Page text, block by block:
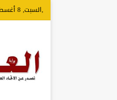
,السبت, 8 أغسطس، 2026 4:39 صباحًا